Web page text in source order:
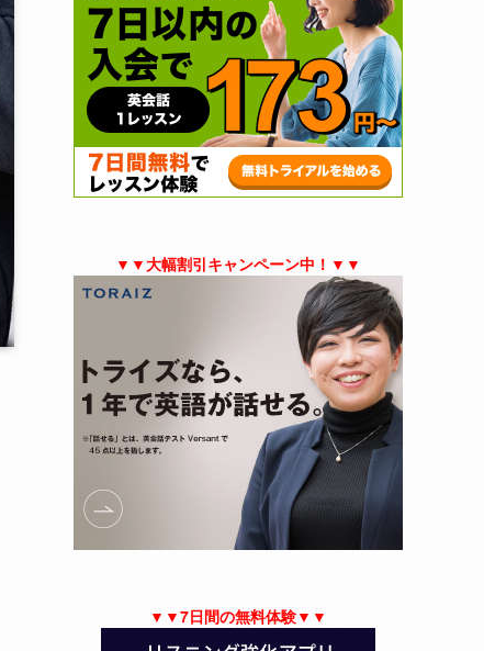
▼▼大幅割引キャンペーン中！▼▼
▼▼7日間の無料体験▼▼